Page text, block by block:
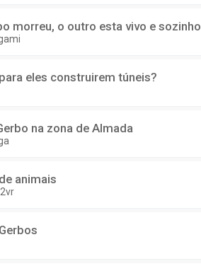
morreu, o outro esta vivo e sozinho
eles construirem túneis?
na zona de Almada
animais